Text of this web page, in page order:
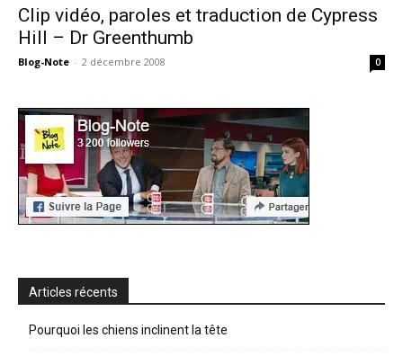
Clip vidéo, paroles et traduction de Cypress
Hill – Dr Greenthumb
Blog-Note - 2 décembre 2008 0
Articles récents
Pourquoi les chiens inclinent la tête